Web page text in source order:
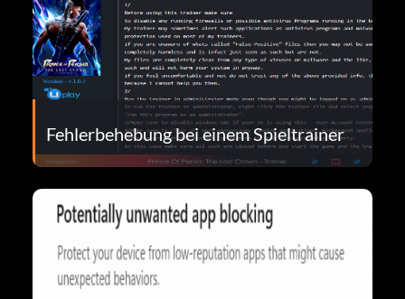
Fehlerbehebung bei einem Spieltrainer